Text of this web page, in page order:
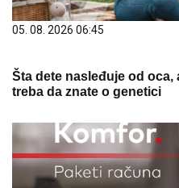
05. 08. 2026 06:45
Šta dete nasleđuje od oca,
treba da znate o genetici